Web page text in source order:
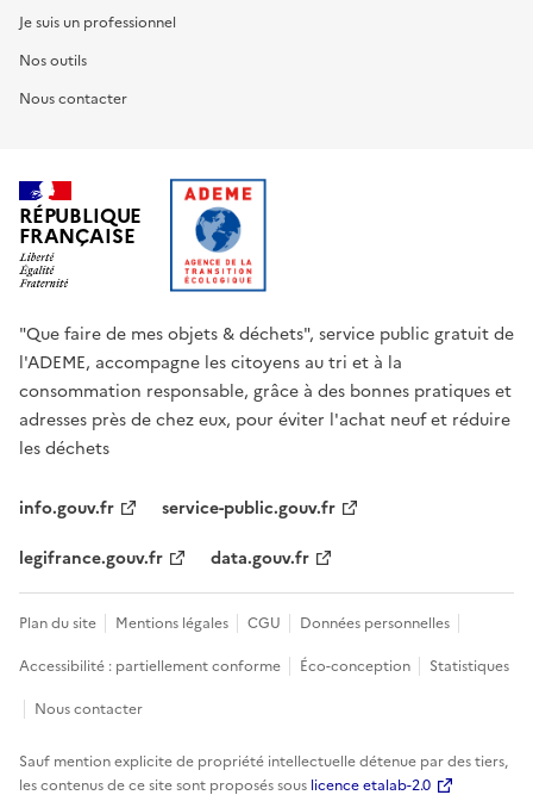
Je suis un professionnel
Nos outils
Nous contacter
RÉPUBLIQUE
FRANÇAISE
"Que faire de mes objets & déchets", service public gratuit de
l'ADEME, accompagne les citoyens au tri et à la
consommation responsable, grâce à des bonnes pratiques et
adresses près de chez eux, pour éviter l'achat neuf et réduire
les déchets
info.gouv.fr
service-public.gouv.fr
legifrance.gouv.fr
data.gouv.fr
Plan du site Mentions légales CGU
Données personnelles
Accessibilité : partiellement conforme
Éco-conception
Statistiques
Nous contacter
Sauf mention explicite de propriété intellectuelle détenue par des tiers,
les contenus de ce site sont proposés sous licence etalab-2.0